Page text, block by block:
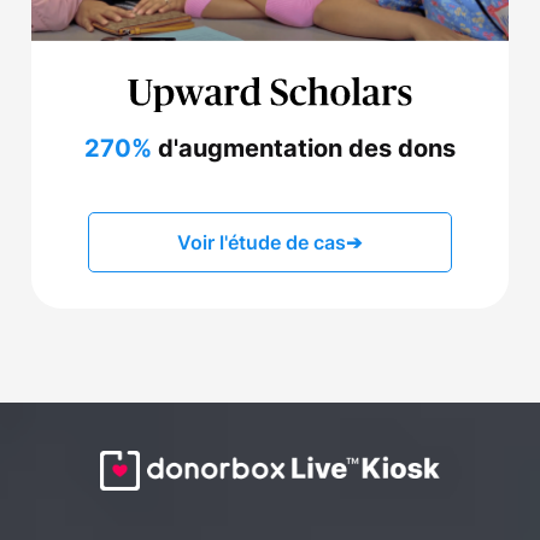
270% d'augmentation des dons
Voir l'étude de cas➔